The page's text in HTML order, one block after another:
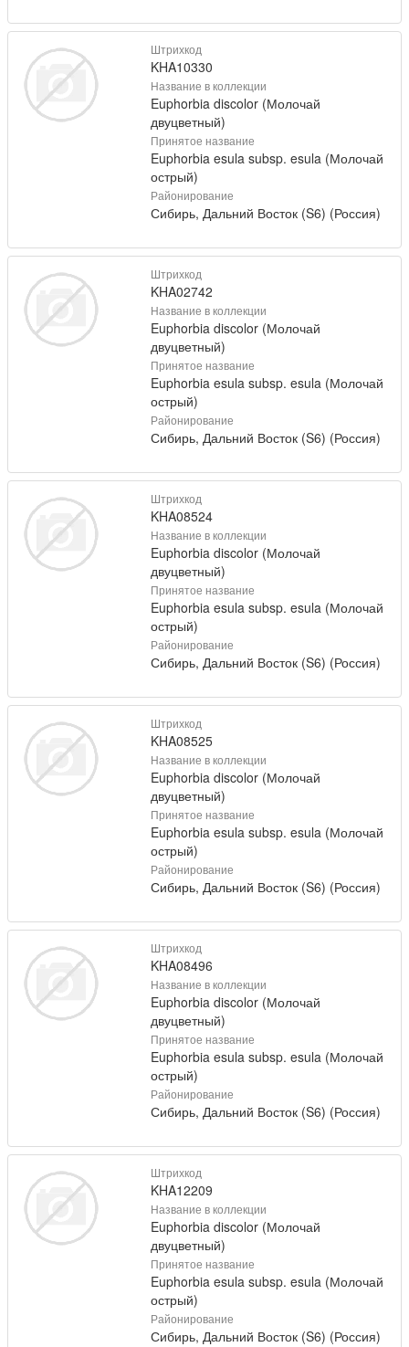
Штрихкод
KHA10330
Название в коллекции
Euphorbia discolor (Молочай
двуцветный)
Принятое название
Euphorbia esula subsp. esula (Молочай
острый)
Районирование
Сибирь, Дальний Восток (S6) (Россия)
Штрихкод
KHA02742
Название в коллекции
Euphorbia discolor (Молочай
двуцветный)
Принятое название
Euphorbia esula subsp. esula (Молочай
острый)
Районирование
Сибирь, Дальний Восток (S6) (Россия)
Штрихкод
KHA08524
Название в коллекции
Euphorbia discolor (Молочай
двуцветный)
Принятое название
Euphorbia esula subsp. esula (Молочай
острый)
Районирование
Сибирь, Дальний Восток (S6) (Россия)
Штрихкод
KHA08525
Название в коллекции
Euphorbia discolor (Молочай
двуцветный)
Принятое название
Euphorbia esula subsp. esula (Молочай
острый)
Районирование
Сибирь, Дальний Восток (S6) (Россия)
Штрихкод
KHA08496
Название в коллекции
Euphorbia discolor (Молочай
двуцветный)
Принятое название
Euphorbia esula subsp. esula (Молочай
острый)
Районирование
Сибирь, Дальний Восток (S6) (Россия)
Штрихкод
KHA12209
Название в коллекции
Euphorbia discolor (Молочай
двуцветный)
Принятое название
Euphorbia esula subsp. esula (Молочай
острый)
Районирование
Сибирь, Дальний Восток (S6) (Россия)